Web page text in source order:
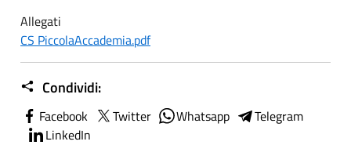
Allegati
CS PiccolaAccademia.pdf
Condividi:
Facebook Twitter Whatsapp
Telegram
LinkedIn